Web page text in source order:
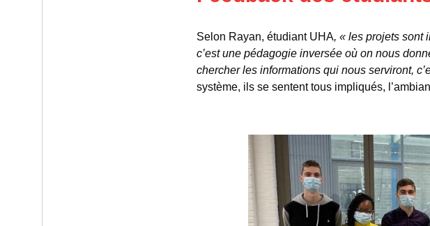
Selon Rayan, étudiant UHA, « les projets sont
c’est une pédagogie inversée où on nous
chercher les informations qui nous serviront,
système, ils se sentent tous impliqués,